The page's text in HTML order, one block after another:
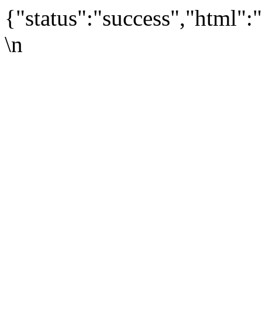
{"status":"success","html":"
\n